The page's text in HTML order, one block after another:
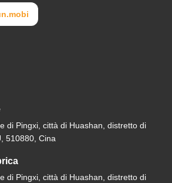
di Pingxi, città di Huashan, distretto di
510880, Cina
di Pingxi, città di Huashan, distretto di